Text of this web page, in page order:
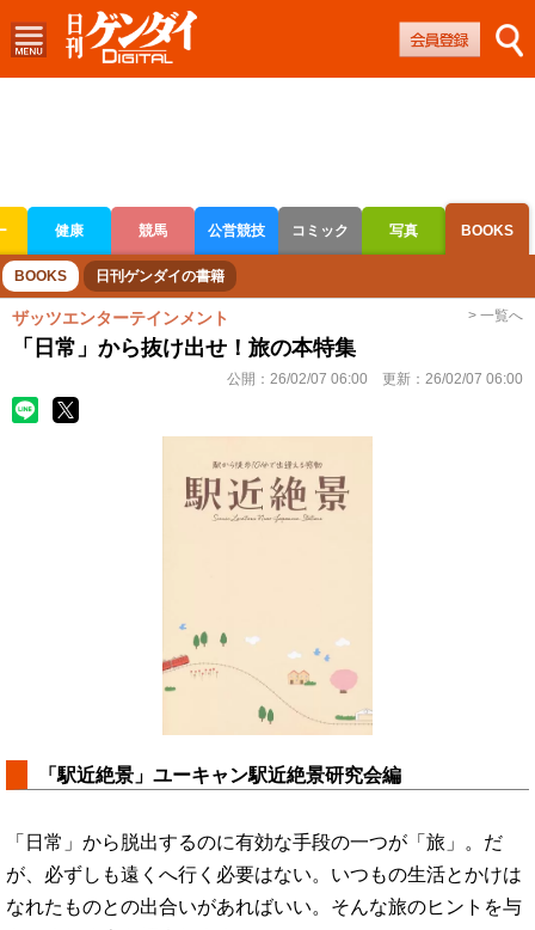
健康 競馬 公営競技 コミック 写真 BOOKS
ボートレース 競輪 オートレース
BOOKS 日刊ゲンダイの書籍
ザッツエンターテインメント > 一覧へ
「日常」から抜け出せ！旅の本特集
公開： 26/02/07 06:00 更新： 26/02/07 06:00
「駅近絶景」ユーキャン駅近絶景研究会編
「日常」から脱出するのに有効な手段の一つが「旅」。だ
が、必ずしも遠くへ行く必要はない。いつもの生活とかけは
なれたものとの出合いがあればいい。そんな旅のヒントを与